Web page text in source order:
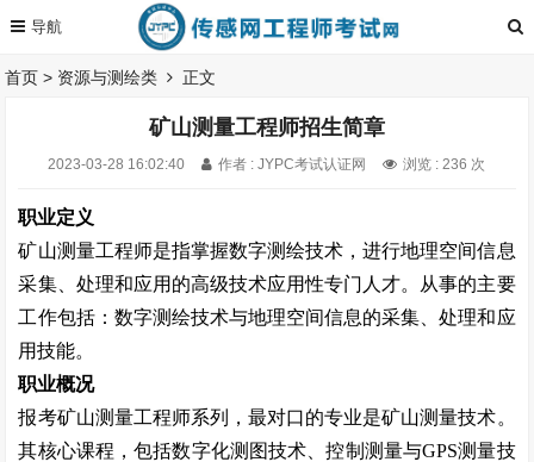
首页 > 资源与测绘类 正文
矿山测量工程师招生简章
2023-03-28 16:02:40 作者 : JYPC考试认证网 浏览 : 236 次
职业定义
矿山测量工程师是指掌握数字测绘技术，进行地理空间信息
采集、处理和应用的高级技术应用性专门人才。从事的主要
工作包括：数字测绘技术与地理空间信息的采集、处理和应
用技能。
职业概况
报考矿山测量工程师系列，最对口的专业是矿山测量技术。
其核心课程，包括数字化测图技术、控制测量与GPS测量技